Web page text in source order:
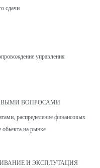
сдачи
управления
ВОПРОСАМИ
распределение финансовых
на рынке
И ЭКСПЛУТАЦИЯ